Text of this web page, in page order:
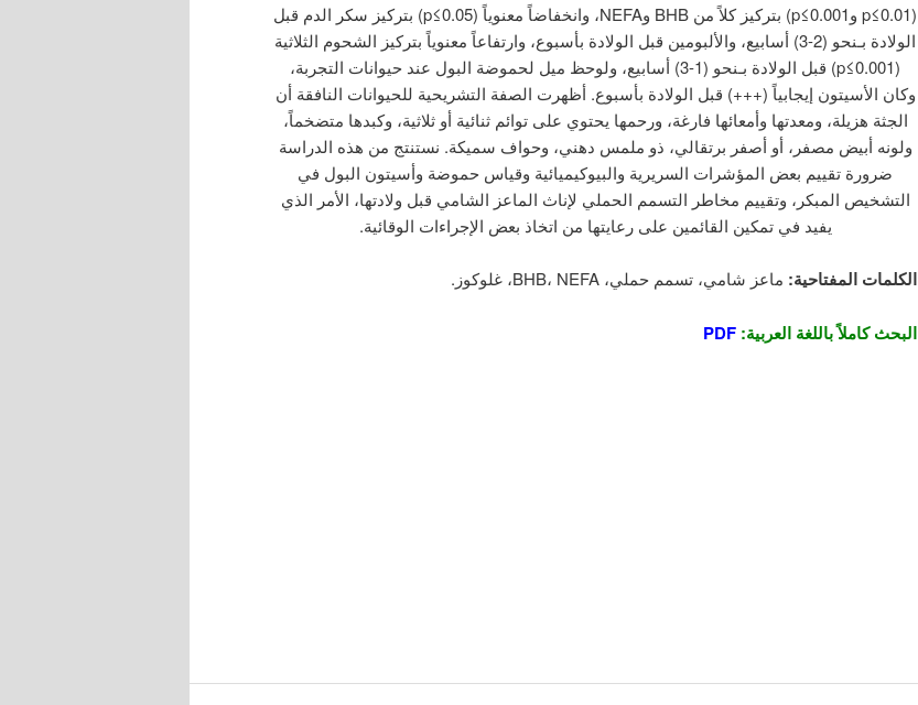
(p≤0.01 وp≤0.001) بتركيز كلاً من BHB وNEFA، وانخفاضاً معنوياً (p≤0.05) بتركيز سكر الدم قبل
الولادة بـنحو (2-3) أسابيع، والألبومين قبل الولادة بأسبوع، وارتفاعاً معنوياً بتركيز الشحوم الثلاثية
(p≤0.001) قبل الولادة بـنحو (1-3) أسابيع، ولوحظ ميل لحموضة البول عند حيوانات التجربة،
وكان الأسيتون إيجابياً (+++) قبل الولادة بأسبوع. أظهرت الصفة التشريحية للحيوانات النافقة أن
الجثة هزيلة، ومعدتها وأمعائها فارغة، ورحمها يحتوي على توائم ثنائية أو ثلاثية، وكبدها متضخماً،
ولونه أبيض مصفر، أو أصفر برتقالي، ذو ملمس دهني، وحواف سميكة. نستنتج من هذه الدراسة
ضرورة تقييم بعض المؤشرات السريرية والبيوكيميائية وقياس حموضة وأسيتون البول في
التشخيص المبكر، وتقييم مخاطر التسمم الحملي لإناث الماعز الشامي قبل ولادتها، الأمر الذي
يفيد في تمكين القائمين على رعايتها من اتخاذ بعض الإجراءات الوقائية.
الكلمات المفتاحية: ماعز شامي، تسمم حملي، BHB، NEFA، غلوكوز.
البحث كاملاً باللغة العربية: PDF